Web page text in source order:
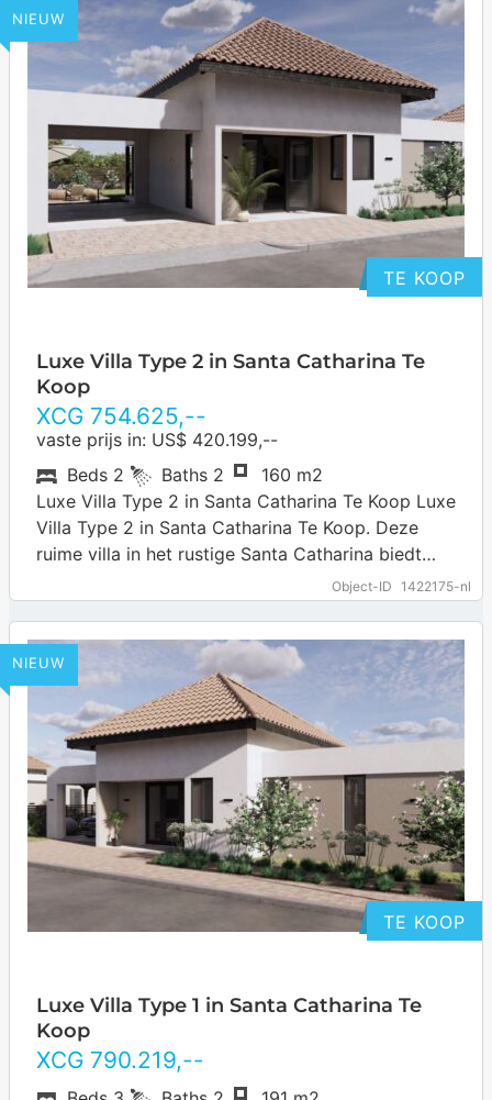
NIEUW
TE KOOP
Luxe Villa Type 2 in Santa Catharina Te
Koop
XCG 754.625,--
vaste prijs in: US$ 420.199,--
Object-ID 1422175-nl
Beds 2 Baths 2
160 m2
Luxe Villa Type 2 in Santa Catharina Te Koop Luxe
Villa Type 2 in Santa Catharina Te Koop. Deze
ruime villa in het rustige Santa Catharina biedt
NIEUW
TE KOOP
Luxe Villa Type 1 in Santa Catharina Te
Koop
XCG 790.219,--